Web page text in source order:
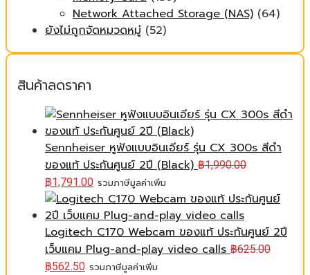
Network Attached Storage (NAS) (64)
ยังไม่ถูกจัดหมวดหมู่ (52)
สินค้าลดราคา
Sennheiser หูฟังแบบอินเอียร์ รุ่น CX 300s สีดำ
ของแท้ ประกันศูนย์ 2ปี (Black) ฿1,990.00
฿1,791.00 รวมภาษีมูลค่าเพิ่ม
Logitech C170 Webcam ของแท้ ประกันศูนย์ 2ปี
เว็บแคม Plug-and-play video calls ฿625.00
฿562.50 รวมภาษีมูลค่าเพิ่ม